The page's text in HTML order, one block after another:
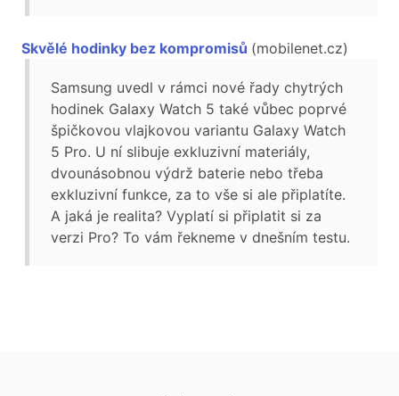
Skvělé hodinky bez kompromisů (mobilenet.cz)
Samsung uvedl v rámci nové řady chytrých
hodinek Galaxy Watch 5 také vůbec poprvé
špičkovou vlajkovou variantu Galaxy Watch
5 Pro. U ní slibuje exkluzivní materiály,
dvounásobnou výdrž baterie nebo třeba
exkluzivní funkce, za to vše si ale připlatíte.
A jaká je realita? Vyplatí si připlatit si za
verzi Pro? To vám řekneme v dnešním testu.